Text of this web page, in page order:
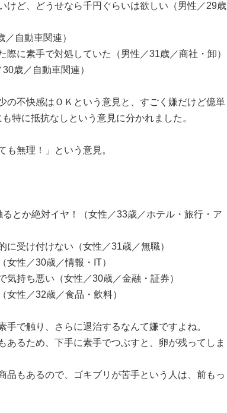
けど、どうせなら千円ぐらいは欲しい（男性／29歳
自動車関連）
際に素手で対処していた（男性／31歳／商社・卸）
歳／自動車関連）
の不快感はＯＫという意見と、すごく嫌だけど億単
特に抵抗なしという意見に分かれました。
も無理！」という意見。
とか絶対イヤ！（女性／33歳／ホテル・旅行・ア
に受け付けない（女性／31歳／無職）
女性／30歳／情報・IT）
気持ち悪い（女性／30歳／金融・証券）
女性／32歳／食品・飲料）
で触り、さらに退治するなんて嫌ですよね。
あるため、下手に素手でつぶすと、卵が残ってしま
品もあるので、ゴキブリが苦手という人は、前もっ